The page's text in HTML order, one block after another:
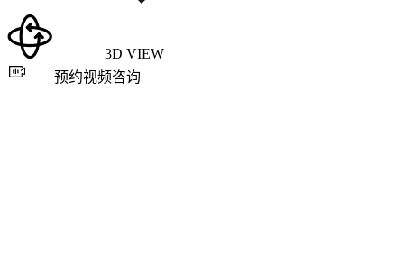
3D VIEW
预约视频咨询